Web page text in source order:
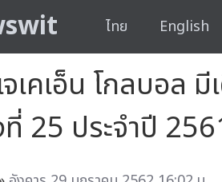
ไทย English
เคเอ็น โกลบอล
25 ประจำปี